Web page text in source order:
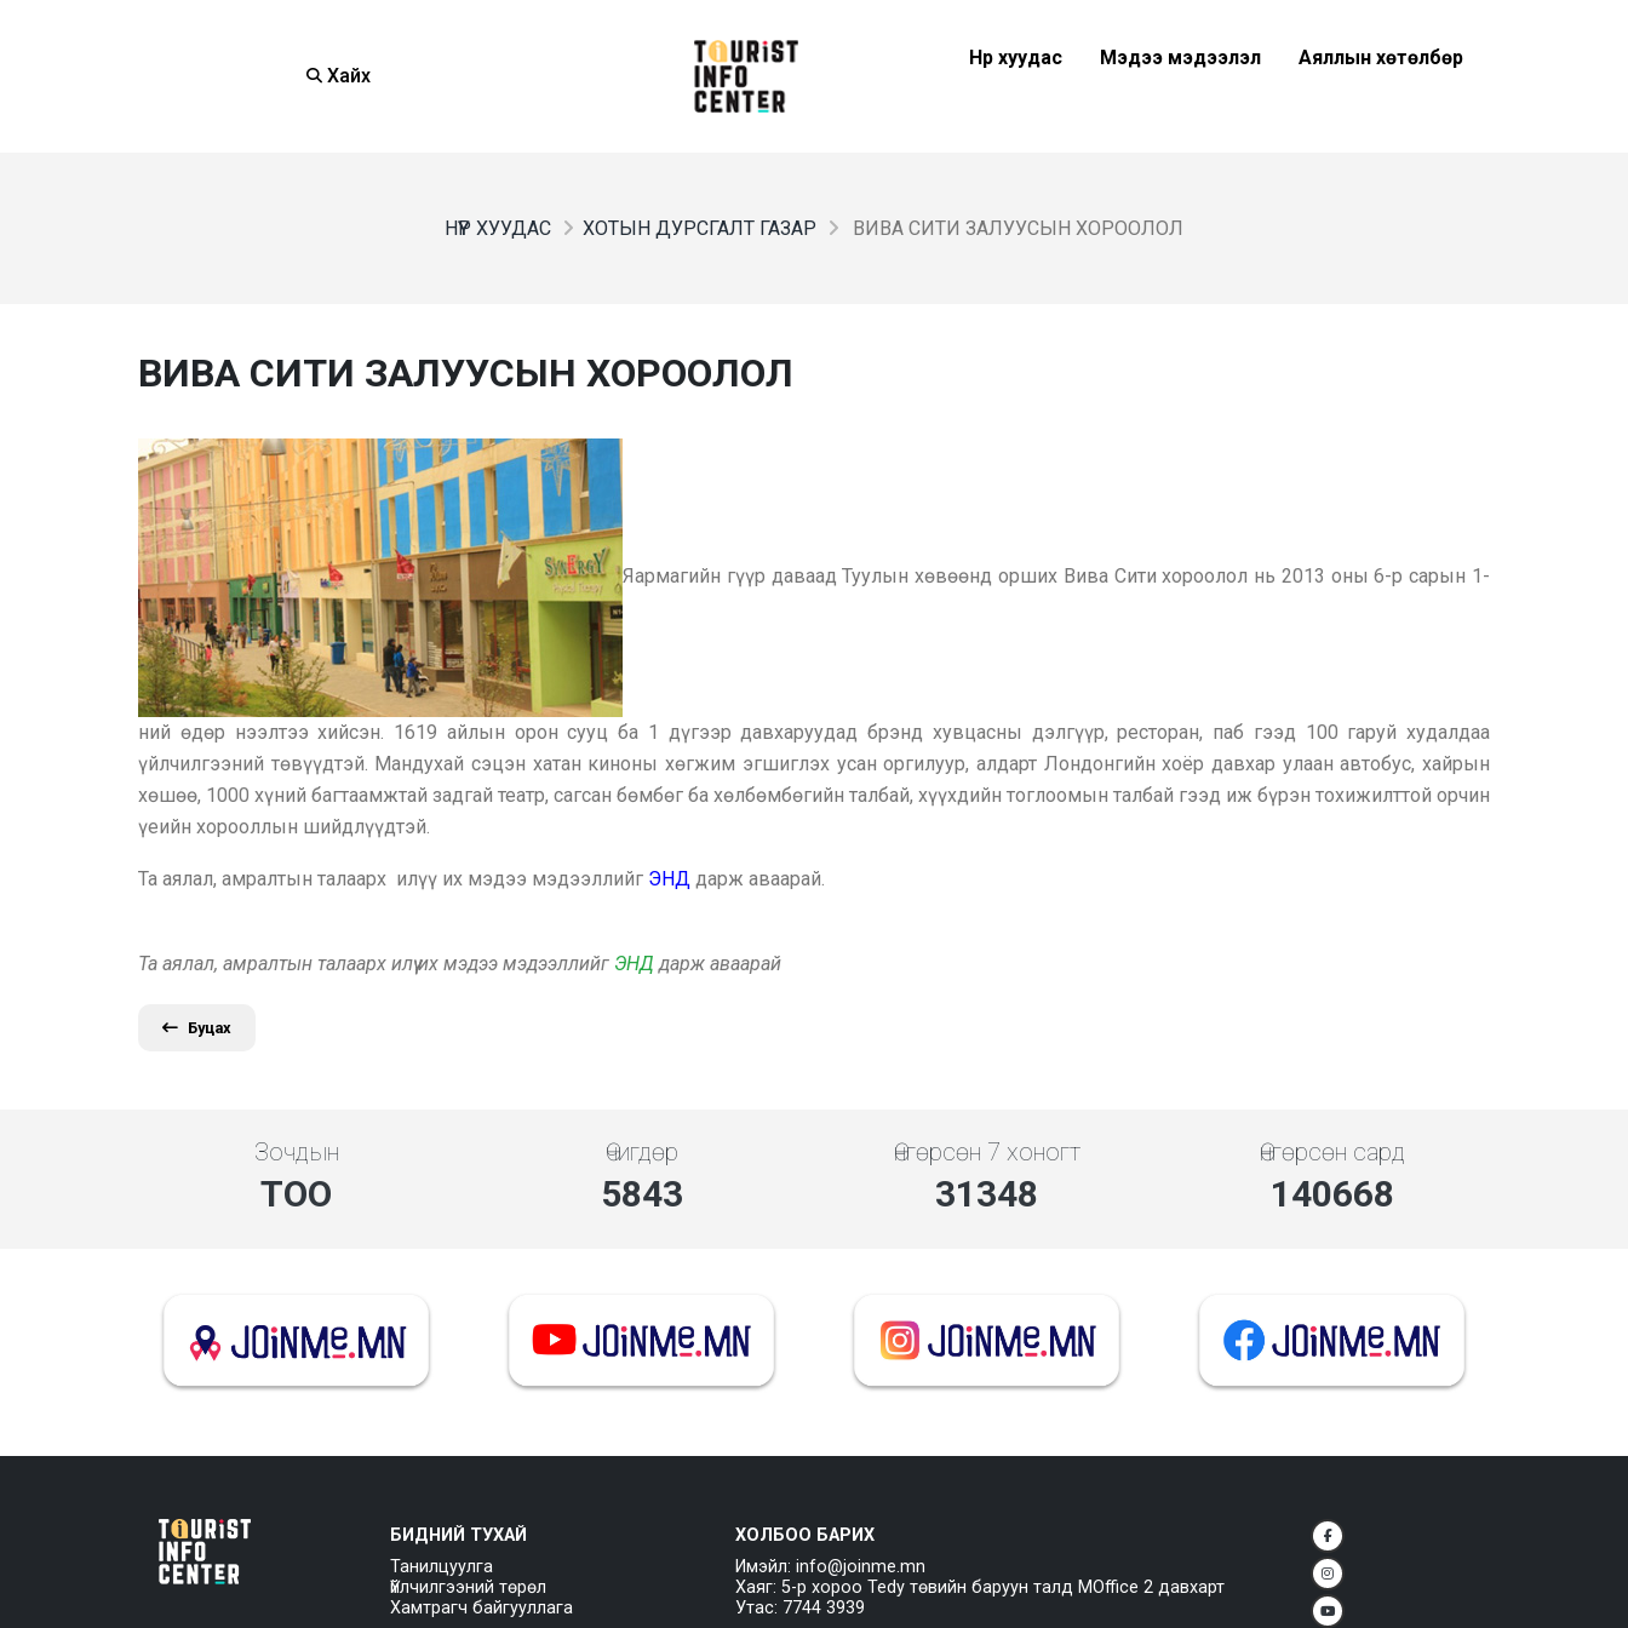
Хайх
Нүүр хуудас Мэдээ мэдээлэл Аяллын хөтөлбөр
НҮҮР ХУУДАС ХОТЫН ДУРСГАЛТ ГАЗАР ВИВА СИТИ ЗАЛУУСЫН ХОРООЛОЛ
ВИВА СИТИ ЗАЛУУСЫН ХОРООЛОЛ
Яармагийн гүүр даваад Туулын хөвөөнд орших Вива Сити хороолол нь 2013 оны 6-р сарын 1-
ний өдөр нээлтээ хийсэн. 1619 айлын орон сууц ба 1 дүгээр давхаруудад брэнд хувцасны дэлгүүр, ресторан, паб гээд 100 гаруй худалдаа
үйлчилгээний төвүүдтэй. Мандухай сэцэн хатан киноны хөгжим эгшиглэх усан оргилуур, алдарт Лондонгийн хоёр давхар улаан автобус, хайрын
хөшөө, 1000 хүний багтаамжтай задгай театр, сагсан бөмбөг ба хөлбөмбөгийн талбай, хүүхдийн тоглоомын талбай гээд иж бүрэн тохижилттой орчин
үеийн хорооллын шийдлүүдтэй.
Та аялал, амралтын талаарх илүү их мэдээ мэдээллийг ЭНД дарж аваарай.
Та аялал, амралтын талаарх илүү их мэдээ мэдээллийг ЭНД дарж аваарай
Буцах
Зочдын
ТОО
Өчигдөр
5843
Өнгөрсөн 7 хоногт
31348
Өнгөрсөн сард
140668
БИДНИЙ ТУХАЙ
Танилцуулга
Үйлчилгээний төрөл
Хамтрагч байгууллага
ХОЛБОО БАРИХ
Имэйл: info@joinme.mn
Хаяг: 5-р хороо Tedy төвийн баруун талд MOffice 2 давхарт
Утас: 7744 3939